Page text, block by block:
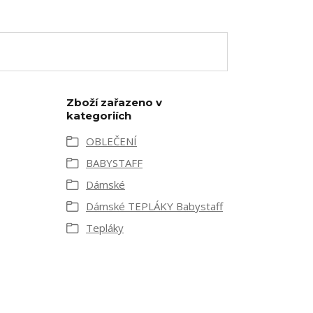
Zboží zařazeno v
kategoriích
OBLEČENÍ
BABYSTAFF
Dámské
Dámské TEPLÁKY Babystaff
Tepláky